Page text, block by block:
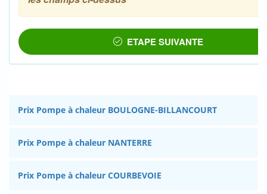
Prix Pompe à chaleur BOULOGNE-BILLANCOURT
Prix Pompe à chaleur NANTERRE
Prix Pompe à chaleur COURBEVOIE